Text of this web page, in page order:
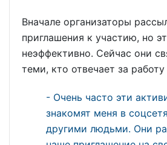
Вначале организаторы
приглашения к участию, но
неэффективно. Сейчас они
теми, кто отвечает за
- Очень часто эти
знакомят меня в
другими людьми. Они